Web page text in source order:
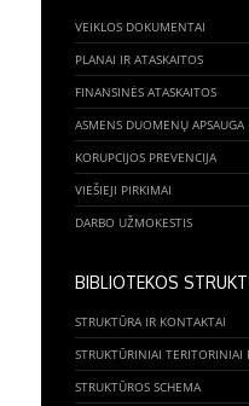
VEIKLOS DOKUMENTAI
PLANAI IR ATASKAITOS
FINANSINĖS ATASKAITOS
ASMENS DUOMENŲ APSAUGA
KORUPCIJOS PREVENCIJA
VIEŠIEJI PIRKIMAI
DARBO UŽMOKESTIS
BIBLIOTEKOS
STRUKTŪRA IR KONTAKTAI
STRUKTŪRINIAI TERITORINIAI
STRUKTŪROS SCHEMA